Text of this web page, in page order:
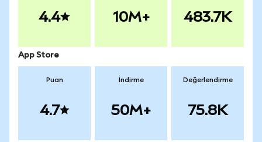
4.4 10M+ 483.7K
App Store
Puan
4.7
İndirme
50M+
Değerlendirme
75.8K